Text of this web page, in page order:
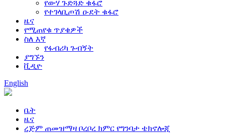
የውሃ ጉድጓድ ቁፋሮ
የተገላቢጦሽ ዑደት ቁፋሮ
ዜና
የሚጠየቁ ጥያቄዎች
ስለ እኛ
የፋብሪካ ጉብኝት
ያግኙን
ቪዲዮ
English
ቤት
ዜና
ረጅም ጠመዝማዛ ቦረቦረ ክምር የግንባታ ቴክኖሎጂ